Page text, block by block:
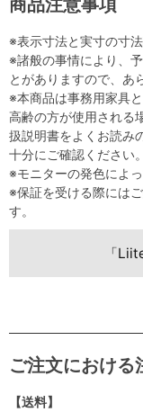
商品注意事項
※表示寸法と実寸の寸
※諸般の事情により、
とがありますので、あ
※本商品は事務用家具
高齢の方が使用される
扱説明書をよくお読み
十分にご確認ください。
※モニターの発色によ
※保証を受ける際には
す。
「
ご注文における
【送料】